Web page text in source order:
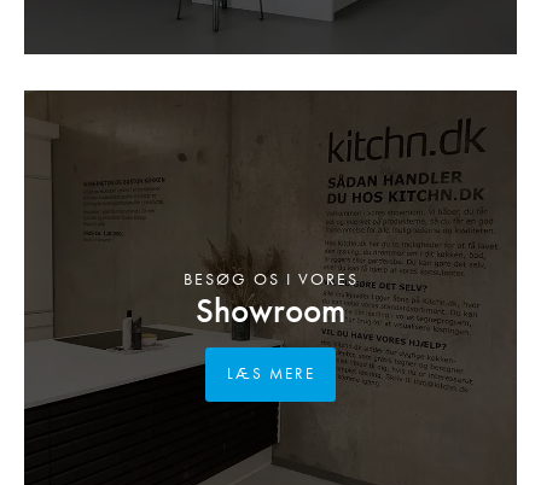
Showroom
BESØG OS I VORES
LÆS MERE